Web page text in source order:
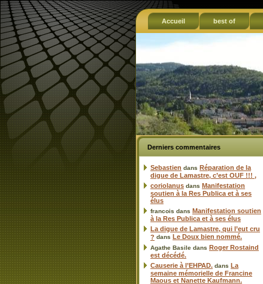
Accueil best of
Derniers commentaires
Sebastien dans Réparation de la
digue de Lamastre, c’est OUF !!! ,
coriolanus dans Manifestation
soutien à la Res Publica et à ses
élus
francois dans Manifestation soutien
à la Res Publica et à ses élus
La digue de Lamastre, qui l’eut cru
? dans Le Doux bien nommé.
Agathe Basile dans Roger Rostaind
est décédé.
Causerie à l’EHPAD. dans La
semaine mémorielle de Francine
Maous et Nanette Kaufmann.